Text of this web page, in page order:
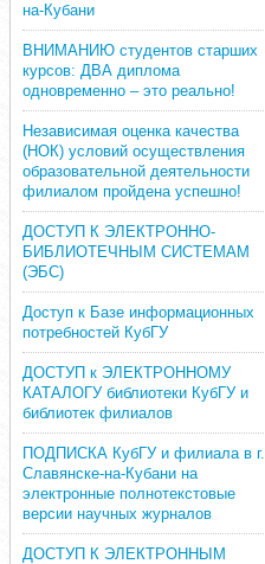
на-Кубани
ВНИМАНИЮ студентов старших
курсов: ДВА диплома
одновременно – это реально!
Независимая оценка качества
(НОК) условий осуществления
образовательной деятельности
филиалом пройдена успешно!
ДОСТУП К ЭЛЕКТРОННО-
БИБЛИОТЕЧНЫМ СИСТЕМАМ
(ЭБС)
Доступ к Базе информационных
потребностей КубГУ
ДОСТУП к ЭЛЕКТРОННОМУ
КАТАЛОГУ библиотеки КубГУ и
библиотек филиалов
ПОДПИСКА КубГУ и филиала в г.
Славянске-на-Кубани на
электронные полнотекстовые
версии научных журналов
ДОСТУП К ЭЛЕКТРОННЫМ